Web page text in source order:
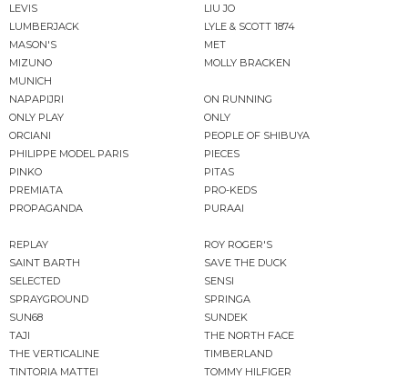
LEVIS
LIU JO
LUMBERJACK
LYLE & SCOTT 1874
MASON'S
MET
MIZUNO
MOLLY BRACKEN
MUNICH
NAPAPIJRI
ON RUNNING
ONLY PLAY
ONLY
ORCIANI
PEOPLE OF SHIBUYA
PHILIPPE MODEL PARIS
PIECES
PINKO
PITAS
PREMIATA
PRO-KEDS
PROPAGANDA
PURAAI
REPLAY
ROY ROGER'S
SAINT BARTH
SAVE THE DUCK
SELECTED
SENSI
SPRAYGROUND
SPRINGA
SUN68
SUNDEK
TAJI
THE NORTH FACE
THE VERTICALINE
TIMBERLAND
TINTORIA MATTEI
TOMMY HILFIGER